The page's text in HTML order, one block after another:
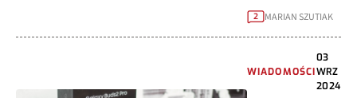
2 MARIAN SZUTIAK
WIADOMOŚCI
03
WRZ
2024